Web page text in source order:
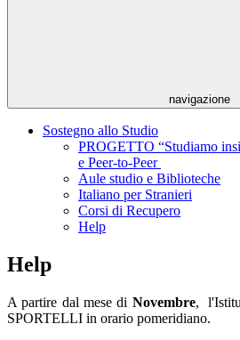
navigazione
Sostegno allo Studio
PROGETTO “Studiamo
e Peer-to-Peer
Aule studio e Biblioteche
Italiano per Stranieri
Corsi di Recupero
Help
Help
A partire dal mese di Novembre,
SPORTELLI in orario pomeridiano.